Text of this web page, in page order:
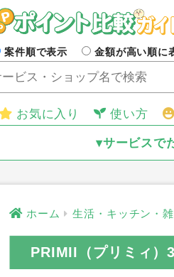
案件順で表示 金額が高い順に
お気に入り 使い方
▾サービスで
ホーム 生活・キッチン・
PRIMII（プリミィ）